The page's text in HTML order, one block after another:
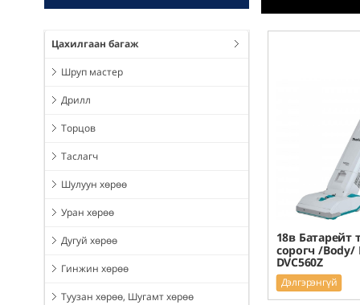
Цахилгаан багаж
Шруп мастер
Дрилл
Торцов
Таслагч
Шулуун хөрөө
Уран хөрөө
Дугуй хөрөө
Гинжин хөрөө
Туузан хөрөө, Шугамт хөрөө
18в Батарейт
сорогч /Body/
DVC560Z
Дэлгэрэнгүй